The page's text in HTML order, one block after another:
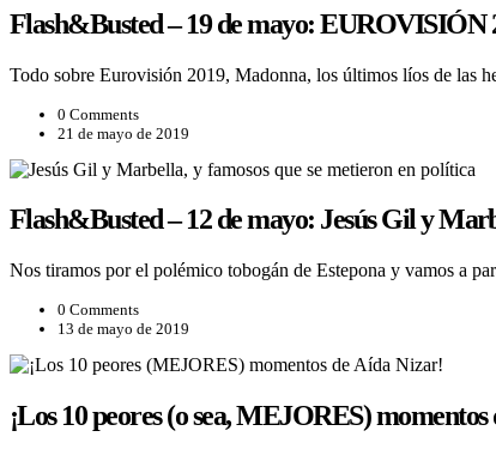
Flash&Busted – 19 de mayo: EUROVISIÓN
Todo sobre Eurovisión 2019, Madonna, los últimos líos de las
0 Comments
21 de mayo de 2019
Flash&Busted – 12 de mayo: Jesús Gil y
Nos tiramos por el polémico tobogán de Estepona y vamos a
0 Comments
13 de mayo de 2019
¡Los 10 peores (o sea, MEJORES)